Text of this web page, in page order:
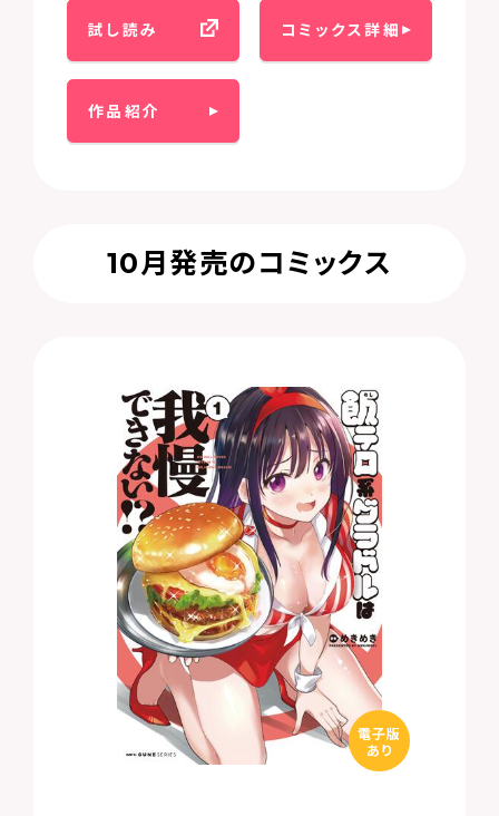
試し読み コミックス詳細
作品紹介
10月発売のコミックス
電子版
あり